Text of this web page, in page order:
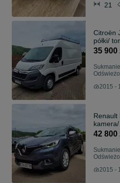
21
Citroën
półki/
35 900
Sukmanie
2015 -
Renault
42 800
Sukmanie
2015 -